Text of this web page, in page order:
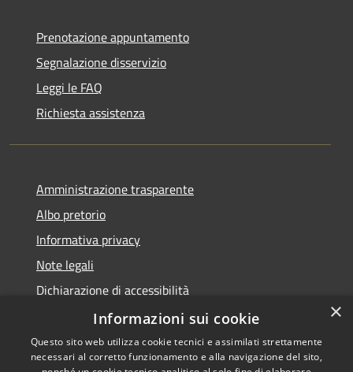
Prenotazione appuntamento
Segnalazione disservizio
Leggi le FAQ
Richiesta assistenza
Amministrazione trasparente
Albo pretorio
Informativa privacy
Note legali
Dichiarazione di accessibilità
Meccanismo di Feedback
×
Informazioni sui cookie
Questo sito web utilizza cookie tecnici e assimilati strettamente
necessari al corretto funzionamento e alla navigazione del sito,